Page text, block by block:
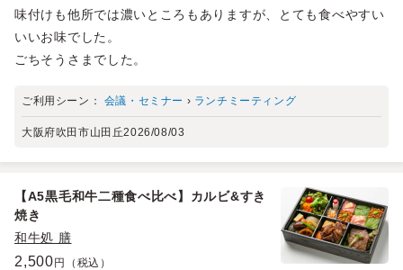
味付けも他所では濃いところもありますが、とても食べやすい
いいお味でした。
ごちそうさまでした。
ご利用シーン： 会議・セミナー › ランチミーティング
大阪府吹田市山田丘2026/08/03
【A5黒毛和牛二種食べ比べ】カルビ&すき
焼き
和牛処 膳
2,500円（税込）